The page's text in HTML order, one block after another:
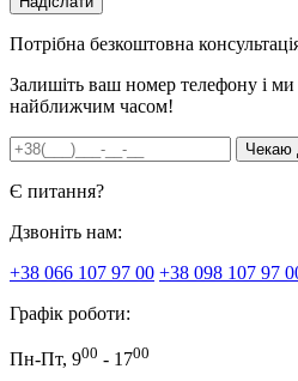
Потрібна безкоштовна
Залишіть ваш номер телефону і
найближчим часом!
Є питання?
Дзвоніть нам:
+38 066 107 97 00 +38 098 107 97
Графік роботи:
Пн-Пт, 900 - 1700